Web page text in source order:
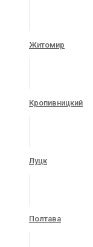
Житомир
Кропивницкий
Луцк
Полтава